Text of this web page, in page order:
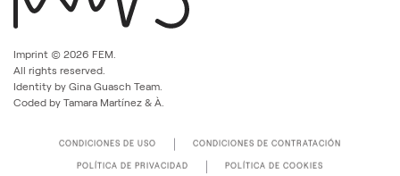
Imprint © 2026 FEM.
All rights reserved.
Identity by Gina Guasch Team.
Coded by Tamara Martínez & À.
CONDICIONES DE USO CONDICIONES DE CONTRATACIÓN
POLÍTICA DE PRIVACIDAD POLÍTICA DE COOKIES